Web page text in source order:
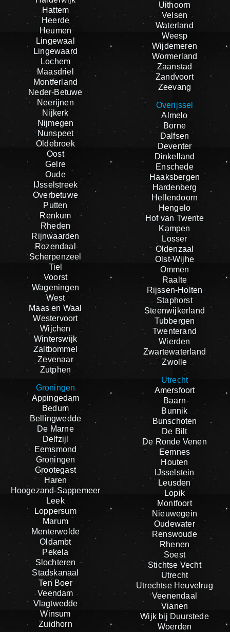
Hattem
Heerde
Heumen
Lingewaal
Lingewaard
Lochem
Maasdriel
Montferland
Neder-Betuwe
Neerijnen
Nijkerk
Nijmegen
Nunspeet
Oldebroek
Oost
Gelre
Oude
IJsselstreek
Overbetuwe
Putten
Renkum
Rheden
Rijnwaarden
Rozendaal
Scherpenzeel
Tiel
Voorst
Wageningen
West
Maas en Waal
Westervoort
Wijchen
Winterswijk
Zaltbommel
Zevenaar
Zutphen
Groningen
Appingedam
Bedum
Bellingwedde
De Marne
Delfzijl
Eemsmond
Groningen
Grootegast
Haren
Hoogezand-Sappemeer
Leek
Loppersum
Marum
Menterwolde
Oldambt
Pekela
Slochteren
Stadskanaal
Ten Boer
Veendam
Vlagtwedde
Winsum
Zuidhorn
Uithoorn
Velsen
Waterland
Weesp
Wijdemeren
Wormerland
Zaanstad
Zandvoort
Zeevang
Overijssel
Almelo
Borne
Dalfsen
Deventer
Dinkelland
Enschede
Haaksbergen
Hardenberg
Hellendoorn
Hengelo
Hof van Twente
Kampen
Losser
Oldenzaal
Olst-Wijhe
Ommen
Raalte
Rijssen-Holten
Staphorst
Steenwijkerland
Tubbergen
Twenterand
Wierden
Zwartewaterland
Zwolle
Utrecht
Amersfoort
Baarn
Bunnik
Bunschoten
De Bilt
De Ronde Venen
Eemnes
Houten
IJsselstein
Leusden
Lopik
Montfoort
Nieuwegein
Oudewater
Renswoude
Rhenen
Soest
Stichtse Vecht
Utrecht
Utrechtse Heuvelrug
Veenendaal
Vianen
Wijk bij Duurstede
Woerden